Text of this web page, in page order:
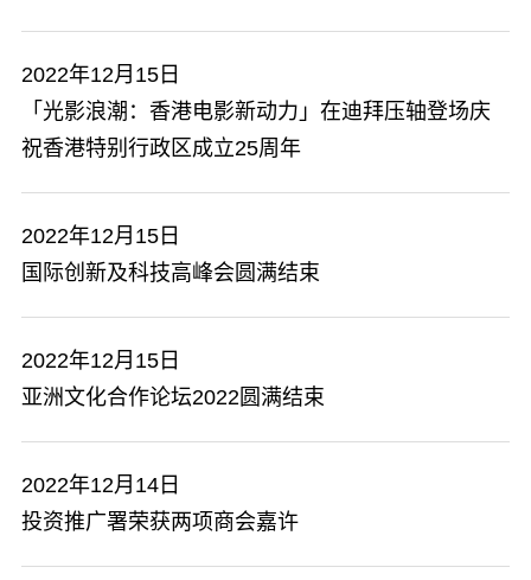
2022年12月15日
「光影浪潮：香港电影新动力」在迪拜压轴登场庆
祝香港特别行政区成立25周年
2022年12月15日
国际创新及科技高峰会圆满结束
2022年12月15日
亚洲文化合作论坛2022圆满结束
2022年12月14日
投资推广署荣获两项商会嘉许